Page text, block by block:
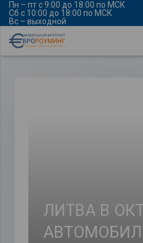
Пн – пт с 9:00 до 18:00 по МСК
Сб с 10:00 до 18:00 по МСК
Вс – выходной
ЛИТВА В